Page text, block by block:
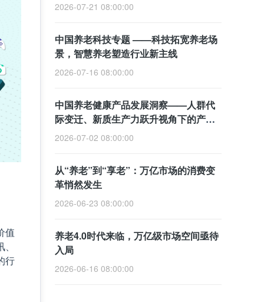
值
行
2026-07-21 08:00:00
中国养老科技专题 ——科技拓宽养老场
景，智慧养老塑造行业新主线
2026-07-16 08:00:00
中国养老健康产品发展洞察——人群代
际变迁、新质生产力跃升视角下的产业
变革
2026-07-02 08:00:00
从“养老”到“享老”：万亿市场的消费变
革悄然发生
2026-06-23 08:00:00
养老4.0时代来临，万亿级市场空间亟待
入局
2026-06-16 08:00:00